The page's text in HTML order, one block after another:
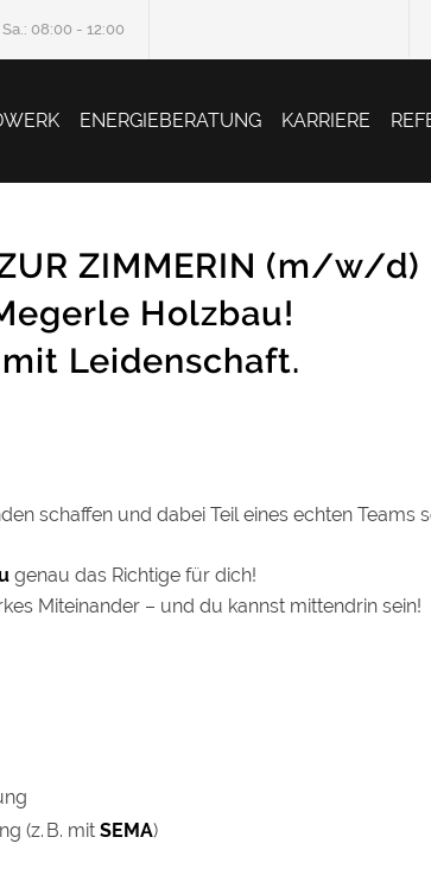
08:00 - 12:00
ENERGIEBERATUNG KARRIERE
ZIMMERIN (m/w/d)
Holzbau!
Leidenschaft.
schaffen und dabei Teil eines echten Teams
genau das Richtige für dich!
Miteinander – und du kannst mittendrin sein!
(z. B. mit SEMA)